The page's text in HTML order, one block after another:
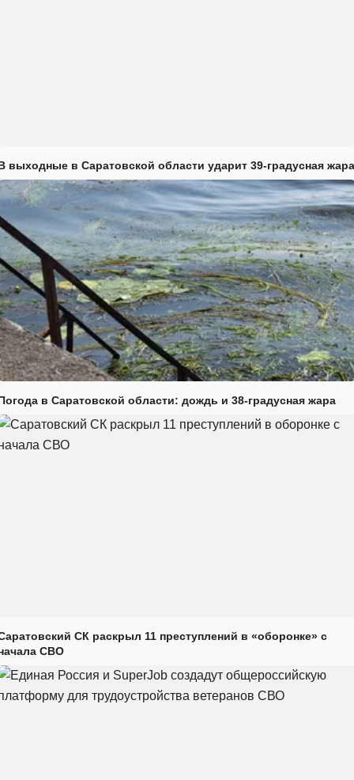
выходные в Саратовской области ударит 39-градусная жара
в Саратовской области: дождь и 38-градусная жара
СК раскрыл 11 преступлений в «оборонке» с
СВО